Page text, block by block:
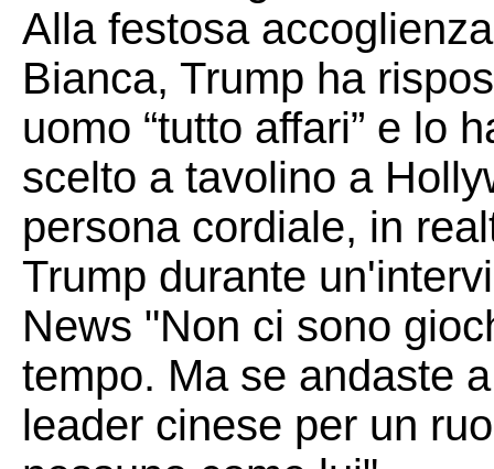
Alla festosa
Bianca, Trump ha
uomo “tutto affari” e lo
scelto a tavolino a
persona cordiale, in
Trump durante
News "Non ci sono
tempo. Ma se andaste
leader cinese per un